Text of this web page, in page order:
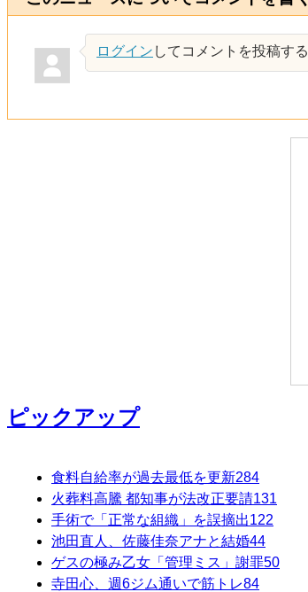
ログイン してコメントを投稿する
ピックアップ
食料自給率が過去最低を更新284
火葬料高騰 都知事が法改正要請131
手術で「正常な組織」を誤摘出122
池田直人、佐藤佳奈アナと結婚44
ゲスの極み乙女「管理ミス」謝罪50
寺田心、週6ジム通いで筋トレ84